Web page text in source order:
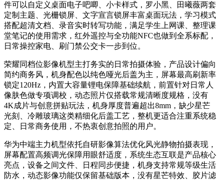
件可以自定义桌面电子吧唧、小卡样式，罗小黑、田曦薇两套
定制主题、光栅锁屏、文字宣言锁屏丰富桌面玩法，学习模式
搭配超清文档、录音实时转写功能，满足学生上网课、整理课
堂笔记的使用需求，红外遥控与全功能NFC也做到全系标配，
日常操控家电、刷门禁公交卡一步到位。
荣耀同档位影像机型主打务实的日常拍摄体验，产品设计偏向
简约商务风，机身配色以纯色哑光后盖为主，屏幕最高刷新率
锁定120Hz，内置大容量锂电保障基础续航，前置针对日常人
像肤色做专项调校，动态照片仅搭载常规清晰度规格，没有
4K成片与创意拼贴玩法，机身厚度普遍超出8mm，缺少星芒
光刻、冷雕玻璃这类精细化后盖工艺，整机更适合注重系统稳
定、日常商务使用，不热衷创意拍照的用户。
华为中端主力机型依托自研影像算法优化风光静物拍摄表现，
屏幕配置高频调光保障用眼舒适度，系统生态互联是产品核心
亮点，设备之间文件、日程同步便捷，机身支持常规等级生活
防水，动态影像功能仅保留基础版本，没有星芒特效、胶片滤